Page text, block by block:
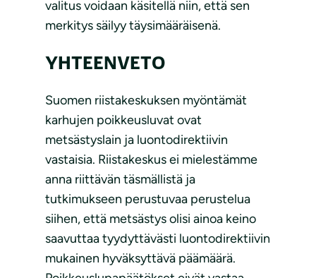
valitus voidaan käsitellä niin, että sen
merkitys säilyy täysimääräisenä.
YHTEENVETO
Suomen riistakeskuksen myöntämät
karhujen poikkeusluvat ovat
metsästyslain ja luontodirektiivin
vastaisia. Riistakeskus ei mielestämme
anna riittävän täsmällistä ja
tutkimukseen perustuvaa perustelua
siihen, että metsästys olisi ainoa keino
saavuttaa tyydyttävästi luontodirektiivin
mukainen hyväksyttävä päämäärä.